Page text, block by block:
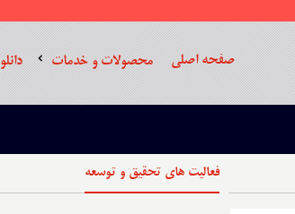
صفحه اصلی محصولات و خدمات
فعالیت های تحقیق و توسعه